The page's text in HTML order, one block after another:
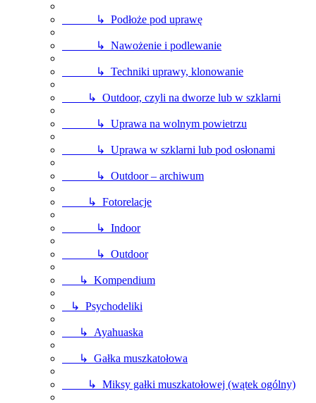
↳ Podłoże pod uprawę
↳ Nawożenie i podlewanie
↳ Techniki uprawy, klonowanie
↳ Outdoor, czyli na dworze lub w szklarni
↳ Uprawa na wolnym powietrzu
↳ Uprawa w szklarni lub pod osłonami
↳ Outdoor – archiwum
↳ Fotorelacje
↳ Indoor
↳ Outdoor
↳ Kompendium
↳ Psychodeliki
↳ Ayahuaska
↳ Gałka muszkatołowa
↳ Miksy gałki muszkatołowej (wątek ogólny)